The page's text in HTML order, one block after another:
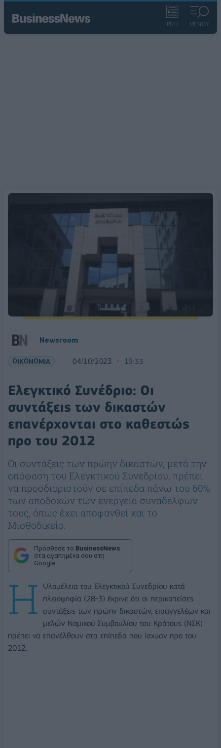
ΡΟΗ ΜΕΝΟΥ
Newsroom
ΟΙΚΟΝΟΜΙΑ 04/10/2023 19:33
Ελεγκτικό Συνέδριο: Οι
συντάξεις των δικαστών
επανέρχονται στο καθεστώς
προ του 2012
Οι συντάξεις των πρώην δικαστών, μετά την
απόφαση του Ελεγκτικού Συνεδρίου, πρέπει
να προσδιοριστούν σε επίπεδα πάνω του 60%
των αποδοχών των ενεργεία συναδέλφων
τους, όπως έχει αποφανθεί και το
Μισθοδικείο.
Πρόσθεσε το BusinessNews
στα αγαπημένα σου στη
Google
Η
Ολομέλεια του Ελεγκτικού Συνεδρίου κατά
πλειοψηφία (28-3) έκρινε ότι οι περικοπείσες
συντάξεις των πρώην δικαστών, εισαγγελέων και
μελών Νομικού Συμβουλίου του Κράτους (ΝΣΚ)
πρέπει να επανέλθουν στα επίπεδα που ίσχυαν προ του
2012.